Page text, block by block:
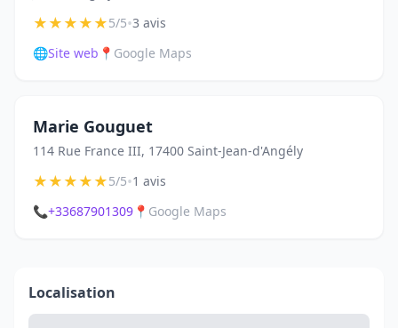
★★★★★5/5•3 avis
🌐Site web 📍 Google Maps
Marie Gouguet
114 Rue France III, 17400 Saint-Jean-d'Angély
★★★★★5/5•1 avis
📞+33687901309 📍 Google Maps
Localisation